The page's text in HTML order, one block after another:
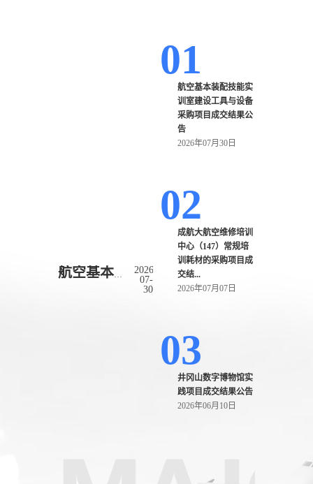
航空基本装配技能实训室建设工具与设备...
2026-
07-
30
01
航空基本装配技能实
训室建设工具与设备
采购项目成交结果公
告
2026年07月30日
02
成航大航空维修培训
中心（147）常规培
训耗材的采购项目成
交结...
2026年07月07日
03
井冈山数字博物馆实
践项目成交结果公告
2026年06月10日